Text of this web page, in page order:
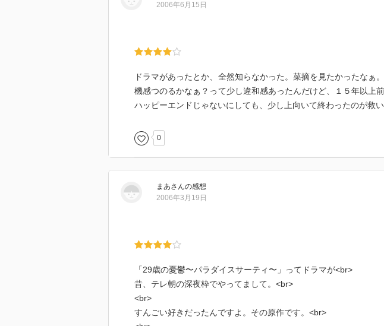
2006年6月15日
ドラマがあったとか、全然知らなかった。菜摘を見たかったなぁ
機感つのるかなぁ？って少し違和感あったんだけど、１５年以上
ハッピーエンドじゃないにしても、少し上向いて終わったのが救い
0
まあさんの感想
2006年3月19日
「29歳の憂鬱〜パラダイスサーティ〜」ってドラマが<br>
昔、テレ朝の深夜枠でやってまして。<br>
<br>
すんごい好きだったんですよ。その原作です。<br>